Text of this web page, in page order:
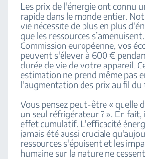
Les prix de l'énergie ont connu
rapide dans le monde entier.
vie nécessite de plus en plus
que les ressources
Commission européenne, vos
peuvent s'élever à 600 €
durée de vie de votre appareil.
estimation ne prend même pas
l'augmentation des prix au fil du
Vous pensez peut-être « quelle
un seul réfrigérateur ? ». En fait,
effet cumulatif. L'efficacité
jamais été aussi cruciale
ressources s'épuisent et les
humaine sur la nature ne